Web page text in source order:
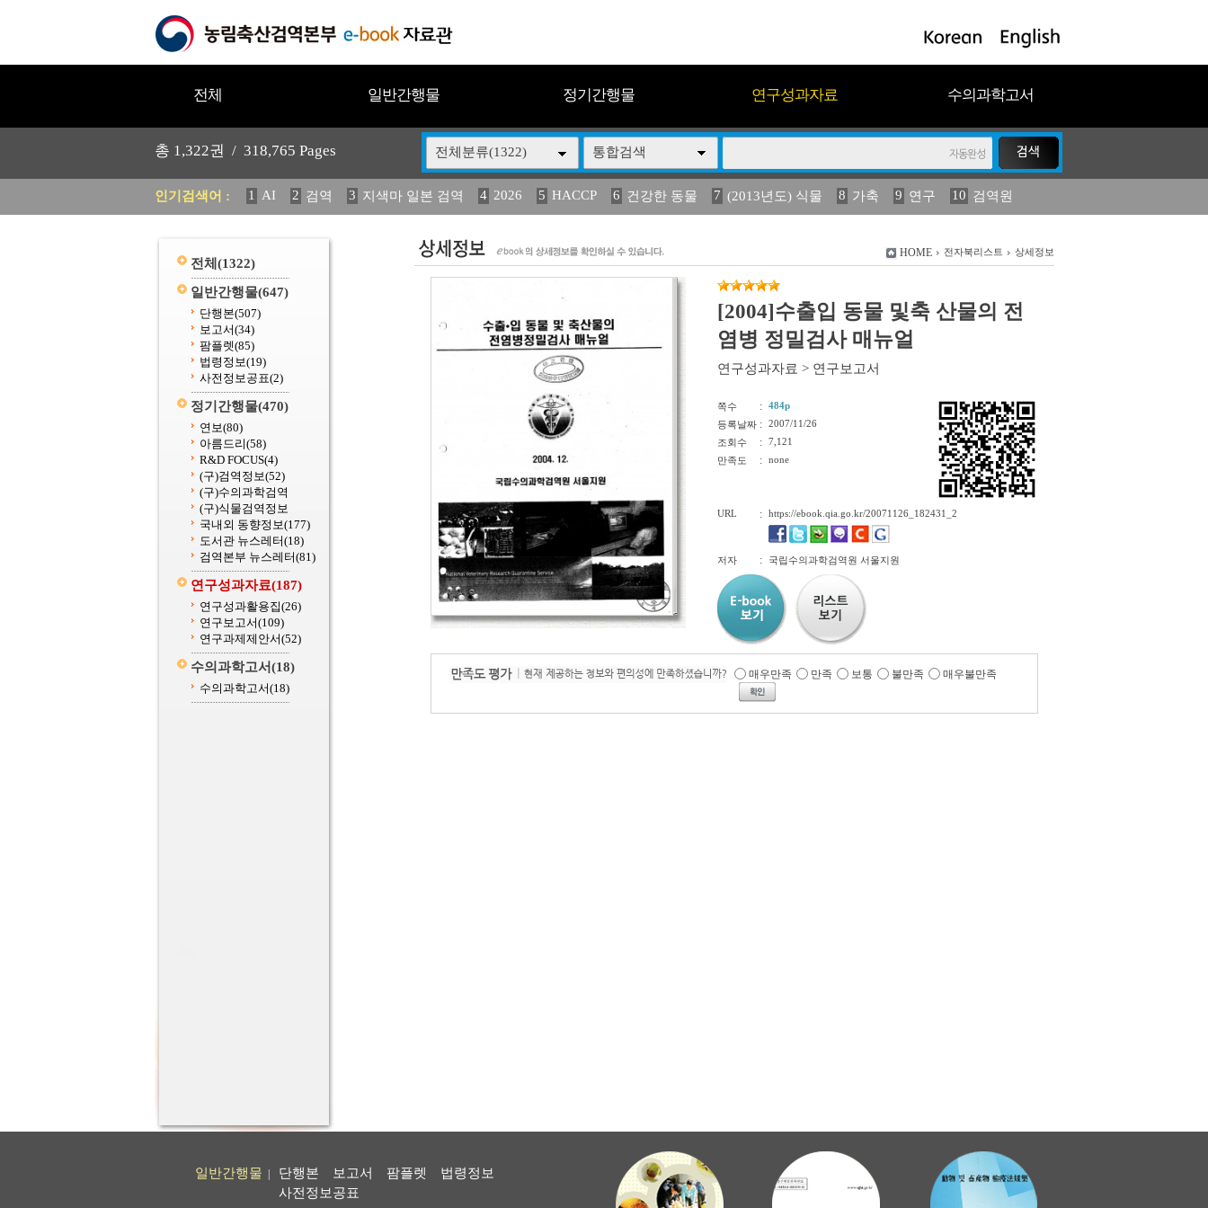
전체 일반간행물 정기간행물 연구성과자료 수의과학고서
총 1,322권 / 318,765 Pages 전체분류(1322) 통합검색
인기검색어 : 1 AI 2 검역 3 지색마 일본 검역 4 2026 5 HACCP 6 건강한 동물 7 (2013년도) 식물 8 가축 9 연구 10 검역원
11 2025 12 중독성 식물 도감 13 媛 異 14 (2013년도) 식 15 구제역 16 관리 17 연보 18 2023 19 농림수산
전체 (1322)
일반간행물(647)
단행본(507)
보고서(34)
팜플렛(85)
법령정보(19)
사전정보공표(2)
정기간행물(470)
연보(80)
아름드리(58)
R&D FOCUS(4)
(구)검역정보(52)
(구)수의과학검역
(구)식물검역정보
국내외 동향정보(177)
도서관 뉴스레터(18)
검역본부 뉴스레터(81)
연구성과자료(187)
연구성과활용집(26)
연구보고서(109)
연구과제제안서(52)
수의과학고서(18)
수의과학고서(18)
HOME 전자북리스트 상세정보
[2004]수출입 동물 및축 산물의 전
염병 정밀검사 매뉴얼
연구성과자료 > 연구보고서
쪽수 :
484p
등록날짜 :
2007/11/26
조회수
:
7,121
만족도
: none
URL : https://ebook.qia.go.kr/20071126_182431_2
저자 : 국립수의과학검역원 서울지원
매우만족 만족 보통 불만족 매우불만족
일반간행물 단행본 보고서 팜플렛
법령정보
사전정보공표